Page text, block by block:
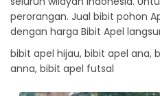
perorangan. Jual bibit pohon
dengan harga Bibit Apel
bibit apel hijau, bibit apel ana,
anna, bibit apel futsal